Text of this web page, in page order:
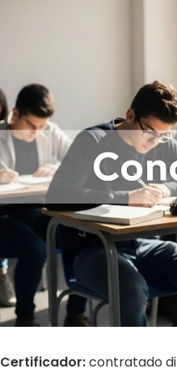
Certificador:contratado